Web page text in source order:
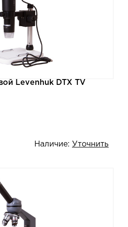
Levenhuk DTX TV
Наличие: Уточнить